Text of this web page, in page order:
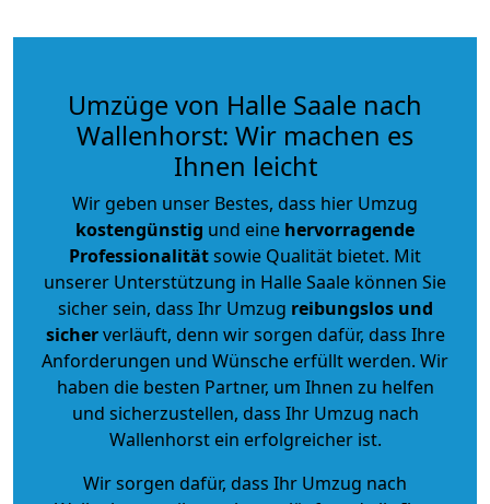
Umzüge von Halle Saale nach
Wallenhorst: Wir machen es
Ihnen leicht
Wir geben unser Bestes, dass hier Umzug
kostengünstig und eine hervorragende
Professionalitätsowie Qualität bietet. Mit
unserer Unterstützung in Halle Saale können Sie
sicher sein, dass Ihr Umzug reibungslos und
sicherverläuft, denn wir sorgen dafür, dass Ihre
Anforderungen und Wünsche erfüllt werden. Wir
haben die besten Partner, um Ihnen zu helfen
und sicherzustellen, dass Ihr Umzug nach
Wallenhorst ein erfolgreicher ist.
Wir sorgen dafür, dass Ihr Umzug nach